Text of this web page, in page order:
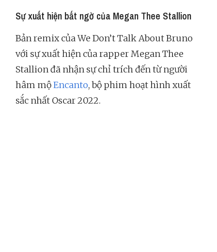
Sự xuất hiện bất ngờ của Megan Thee Stallion
Bản remix của We Don’t Talk About Bruno
với sự xuất hiện của rapper Megan Thee
Stallion đã nhận sự chỉ trích đến từ người
hâm mộEncanto, bộ phim hoạt hình xuất
sắc nhất Oscar 2022.